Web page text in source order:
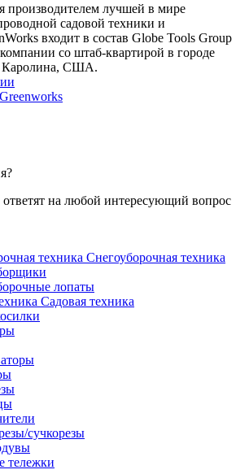
производителем лучшей в мире
садовой техники и
входит в состав Globe Tools Group
со штаб-квартирой в городе
Каролина, США.
на любой интересующий вопрос
Снегоуборочная техника
лопаты
Садовая техника
сучкорезы
тележки